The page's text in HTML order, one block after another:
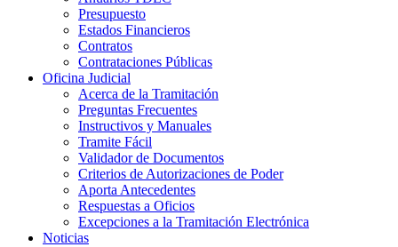
Presupuesto
Estados Financieros
Contratos
Contrataciones Públicas
Oficina Judicial
Acerca de la Tramitación
Preguntas Frecuentes
Instructivos y Manuales
Tramite Fácil
Validador de Documentos
Criterios de Autorizaciones de Poder
Aporta Antecedentes
Respuestas a Oficios
Excepciones a la Tramitación Electrónica
Noticias